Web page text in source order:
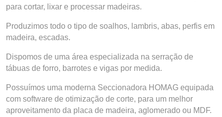
para cortar, lixar e processar madeiras.
Produzimos todo o tipo de soalhos, lambris, abas, perfis em
madeira, escadas.
Dispomos de uma área especializada na serração de
tábuas de forro, barrotes e vigas por medida.
Possuímos uma moderna Seccionadora HOMAG equipada
com software de otimização de corte, para um melhor
aproveitamento da placa de madeira, aglomerado ou MDF.